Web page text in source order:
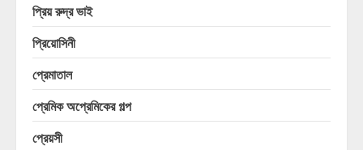
প্রিয় রুদ্র ভাই
প্রিয়োসিনী
প্রেমাতাল
প্রেমিক অপ্রেমিকের গল্প
প্রেয়সী